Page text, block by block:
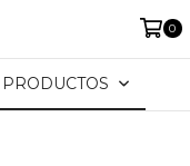
0
PRODUCTOS